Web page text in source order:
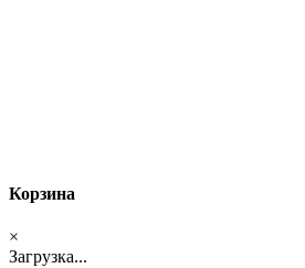
Корзина
×
Загрузка...